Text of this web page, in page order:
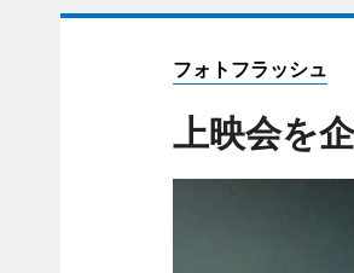
フォトフラッシュ
上映会を